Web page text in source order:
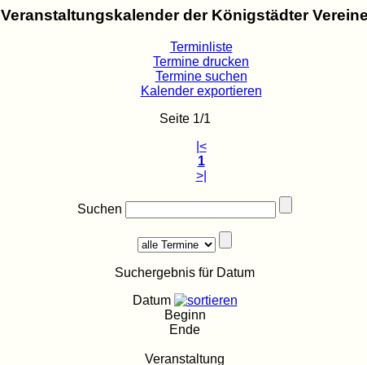
Veranstaltungskalender der Königstädter
Terminliste
Termine drucken
Termine suchen
Kalender exportieren
Seite 1/1
|<
1
>|
Suchen
Suchergebnis für Datum
Datum
Beginn
Ende
Veranstaltung